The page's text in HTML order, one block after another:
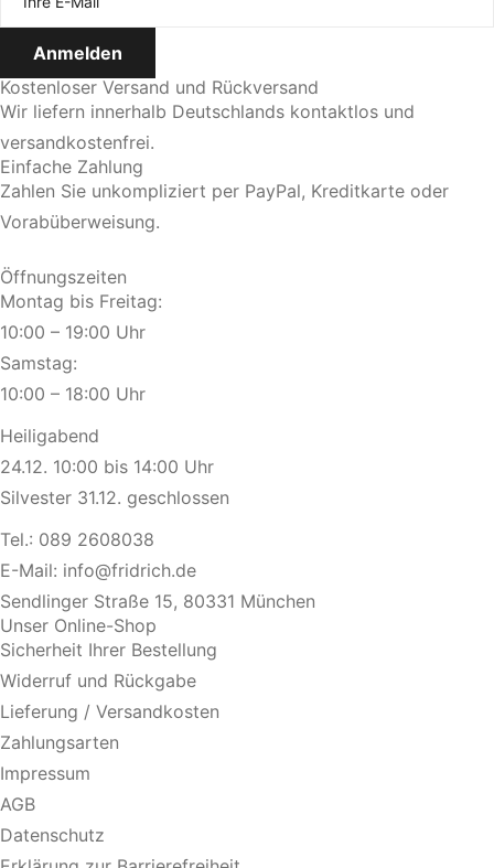
Kostenloser Versand und Rückversand
Wir liefern innerhalb Deutschlands kontaktlos und
versandkostenfrei.
Einfache Zahlung
Zahlen Sie unkompliziert per PayPal, Kreditkarte oder
Vorabüberweisung.
Öffnungszeiten
Montag bis Freitag:
10:00 – 19:00 Uhr
Samstag:
10:00 – 18:00 Uhr
Heiligabend
24.12. 10:00 bis 14:00 Uhr
Silvester 31.12. geschlossen
Tel.: 089 2608038
E-Mail: info@fridrich.de
Sendlinger Straße 15, 80331 München
Unser Online-Shop
Sicherheit Ihrer Bestellung
Widerruf und Rückgabe
Lieferung / Versandkosten
Zahlungsarten
Impressum
AGB
Datenschutz